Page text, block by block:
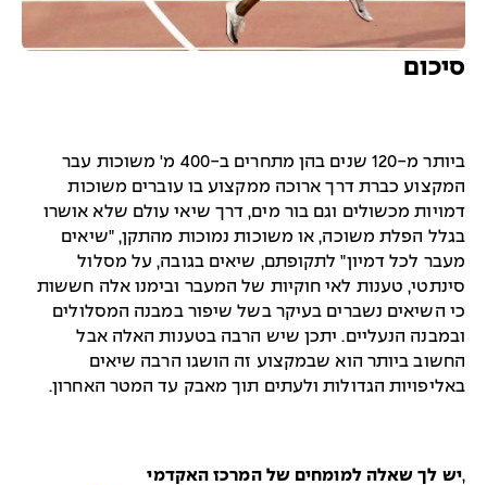
סיכום
ביותר מ-120 שנים בהן מתחרים ב-400 מ' משוכות עבר
המקצוע כברת דרך ארוכה ממקצוע בו עוברים משוכות
דמויות מכשולים וגם בור מים, דרך שיאי עולם שלא אושרו
בגלל הפלת משוכה, או משוכות נמוכות מהתקן, "שיאים
מעבר לכל דמיון" לתקופתם, שיאים בגובה, על מסלול
סינתטי, טענות לאי חוקיות של המעבר ובימנו אלה חששות
כי השיאים נשברים בעיקר בשל שיפור במבנה המסלולים
ובמבנה הנעליים. יתכן שיש הרבה בטענות האלה אבל
החשוב ביותר הוא שבמקצוע זה הושגו הרבה שיאים
באליפויות הגדולות ולעתים תוך מאבק עד המטר האחרון.
,יש לך שאלה למומחים של המרכז האקדמי